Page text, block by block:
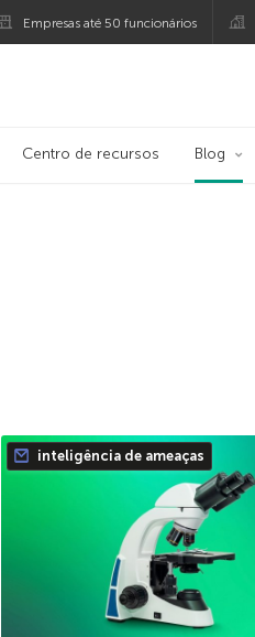
Empresas até 50 funcionários
Centro de recursos Blog
inteligência de ameaças